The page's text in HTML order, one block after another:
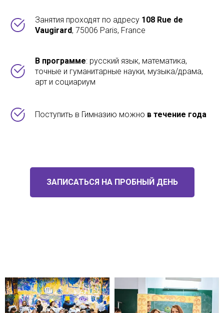
Занятия проходят по адресу 108 Rue de
Vaugirard, 75006 Paris, France
В программе: русский язык, математика,
точные и гуманитарные науки, музыка/драма,
арт и социариум
Поступить в Гимназию можно в течение года
ЗАПИСАТЬСЯ НА ПРОБНЫЙ ДЕНЬ